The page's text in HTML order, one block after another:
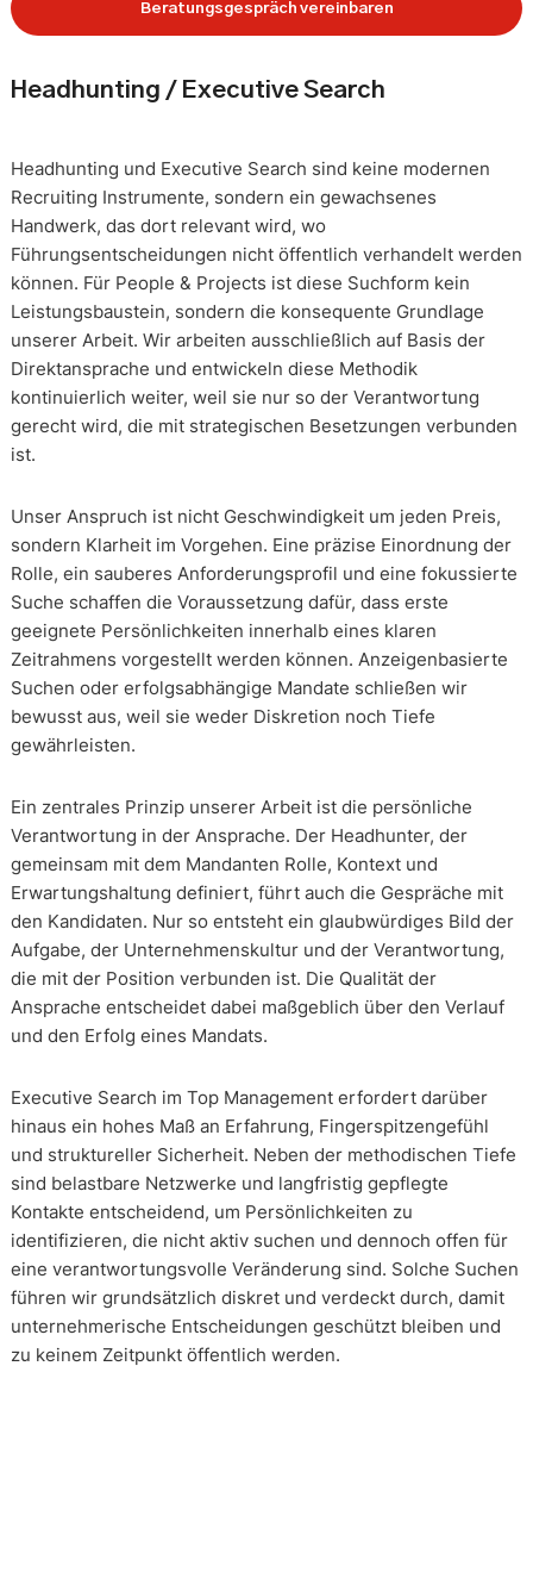
Beratungsgespräch vereinbaren
Headhunting / Executive Search
Headhunting und Executive Search sind keine modernen
Recruiting Instrumente, sondern ein gewachsenes
Handwerk, das dort relevant wird, wo
Führungsentscheidungen nicht öffentlich verhandelt werden
können. Für People & Projects ist diese Suchform kein
Leistungsbaustein, sondern die konsequente Grundlage
unserer Arbeit. Wir arbeiten ausschließlich auf Basis der
Direktansprache und entwickeln diese Methodik
kontinuierlich weiter, weil sie nur so der Verantwortung
gerecht wird, die mit strategischen Besetzungen verbunden
ist.
Unser Anspruch ist nicht Geschwindigkeit um jeden Preis,
sondern Klarheit im Vorgehen. Eine präzise Einordnung der
Rolle, ein sauberes Anforderungsprofil und eine fokussierte
Suche schaffen die Voraussetzung dafür, dass erste
geeignete Persönlichkeiten innerhalb eines klaren
Zeitrahmens vorgestellt werden können. Anzeigenbasierte
Suchen oder erfolgsabhängige Mandate schließen wir
bewusst aus, weil sie weder Diskretion noch Tiefe
gewährleisten.
Ein zentrales Prinzip unserer Arbeit ist die persönliche
Verantwortung in der Ansprache. Der Headhunter, der
gemeinsam mit dem Mandanten Rolle, Kontext und
Erwartungshaltung definiert, führt auch die Gespräche mit
den Kandidaten. Nur so entsteht ein glaubwürdiges Bild der
Aufgabe, der Unternehmenskultur und der Verantwortung,
die mit der Position verbunden ist. Die Qualität der
Ansprache entscheidet dabei maßgeblich über den Verlauf
und den Erfolg eines Mandats.
Executive Search im Top Management erfordert darüber
hinaus ein hohes Maß an Erfahrung, Fingerspitzengefühl
und struktureller Sicherheit. Neben der methodischen Tiefe
sind belastbare Netzwerke und langfristig gepflegte
Kontakte entscheidend, um Persönlichkeiten zu
identifizieren, die nicht aktiv suchen und dennoch offen für
eine verantwortungsvolle Veränderung sind. Solche Suchen
führen wir grundsätzlich diskret und verdeckt durch, damit
unternehmerische Entscheidungen geschützt bleiben und
zu keinem Zeitpunkt öffentlich werden.